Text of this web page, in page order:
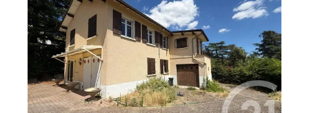
ANNONAY 07
117,86 m
, 8 pièces
Ref : 4528
Maison à vendre
199 000 €